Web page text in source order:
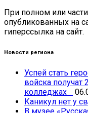
При полном или
опубликованных на
гиперссылка на сайт.
Новости региона
Успей стать
войска получат
колледжах
Каникул нет у